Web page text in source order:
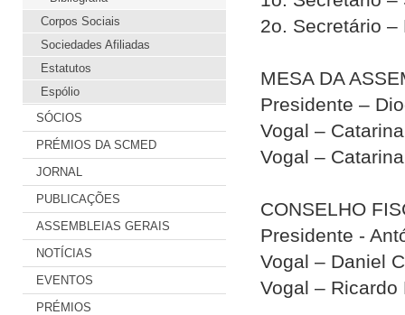
Corpos Sociais
Sociedades Afiliadas
Estatutos
Espólio
SÓCIOS
PRÉMIOS DA SCMED
JORNAL
PUBLICAÇÕES
ASSEMBLEIAS GERAIS
NOTÍCIAS
EVENTOS
PRÉMIOS
2o. Secretário –
MESA DA
Presidente –
Vogal –
Vogal –
CONSELHO
Presidente -
Vogal – Daniel
Vogal – Ricardo